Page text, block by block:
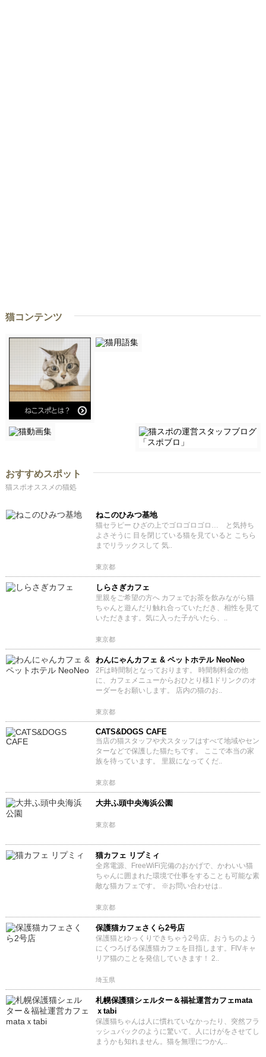
猫コンテンツ
おすすめスポット
猫スポオススメの猫処
ねこのひみつ基地
猫セラピー ひざの上でゴロゴロゴロ… と気持ち
よさそうに 目を閉じている猫を見ていると こちら
までリラックスして 気..
東京都
しらさぎカフェ
里親をご希望の方へ カフェでお茶を飲みながら猫
ちゃんと遊んだり触れ合っていただき、相性を見て
いただきます。気に入った子がいたら、..
東京都
わんにゃんカフェ & ペットホテル NeoNeo
2Fは時間制となっております。 時間制料金の他
に、カフェメニューからおひとり様1ドリンクのオ
ーダーをお願いします。 店内の猫のお..
東京都
CATS&DOGS CAFE
当店の猫スタッフや犬スタッフはすべて地域やセン
ターなどで保護した猫たちです。 ここで本当の家
族を待っています。 里親になってくだ..
東京都
大井ふ頭中央海浜公園
東京都
猫カフェ リプミィ
全席電源、FreeWiFi完備のおかげで、かわいい猫
ちゃんに囲まれた環境で仕事をすることも可能な素
敵な猫カフェです。 ※お問い合わせは..
東京都
保護猫カフェさくら2号店
保護猫とゆっくりできちゃう2号店。おうちのよう
にくつろげる保護猫カフェを目指します。FIVキャ
リア猫のことを発信していきます！ 2..
埼玉県
札幌保護猫シェルター＆福祉運営カフェmata
ｘtabi
保護猫ちゃんは人に慣れていなかったり、突然フラ
ッシュバックのように驚いて、人にけがをさせてし
まうかも知れません。猫を無理につかん..